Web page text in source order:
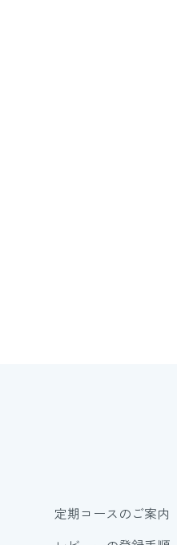
定期コースのご案内